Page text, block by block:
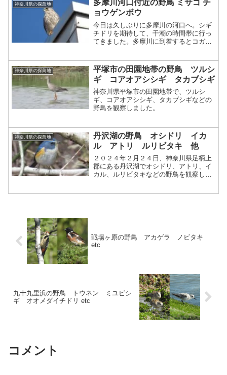
神奈川県の探鳥地
多摩川河口付近の野鳥 ミサゴ チ
ョウゲンボウ
今日は久しぶりに多摩川の河口へ。シギ
チドリを期待して、干潮の時間帯に行っ
てきました。多摩川に到着するとコガモ
です。今日はオオバンがとても多く、い
たるところで遭遇。多摩川...
神奈川県の探鳥地
平塚市の田園地帯の野鳥 ツルシ
ギ コアオアシシギ タカブシギ
神奈川県平塚市の田園地帯で、ツルシ
ギ、コアオアシシギ、タカブシギなどの
野鳥を観察しました。
神奈川県の探鳥地
丹沢湖の野鳥 オシドリ イカ
ル アトリ ルリビタキ 他
２０２４年２月２４日、神奈川県足柄上
郡にある丹沢湖でオシドリ、アトリ、イ
カル、ルリビタキなどの野鳥を観察しま
戦場ヶ原の野鳥 アカゲラ ノビタキ
etc
九十九里浜の野鳥 トウネン ミユビシ
ギ オオメダイチドリ etc
コメント